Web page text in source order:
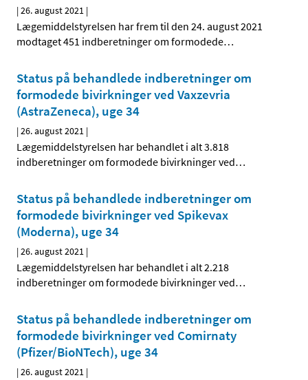
|26. august 2021 |
Lægemiddelstyrelsen har frem til den 24. august 2021
modtaget 451 indberetninger om formodede…
Status på behandlede indberetninger om
formodede bivirkninger ved Vaxzevria
(AstraZeneca), uge 34
|26. august 2021 |
Lægemiddelstyrelsen har behandlet i alt 3.818
indberetninger om formodede bivirkninger ved…
Status på behandlede indberetninger om
formodede bivirkninger ved Spikevax
(Moderna), uge 34
|26. august 2021 |
Lægemiddelstyrelsen har behandlet i alt 2.218
indberetninger om formodede bivirkninger ved…
Status på behandlede indberetninger om
formodede bivirkninger ved Comirnaty
(Pfizer/BioNTech), uge 34
|26. august 2021 |